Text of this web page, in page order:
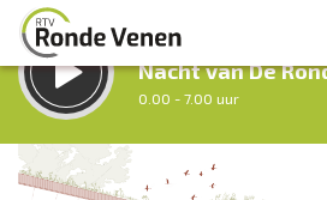
LUISTER LIVE:
Nacht van De
0.00 - 7.00 uur
STRAKS:
Ochtendronde